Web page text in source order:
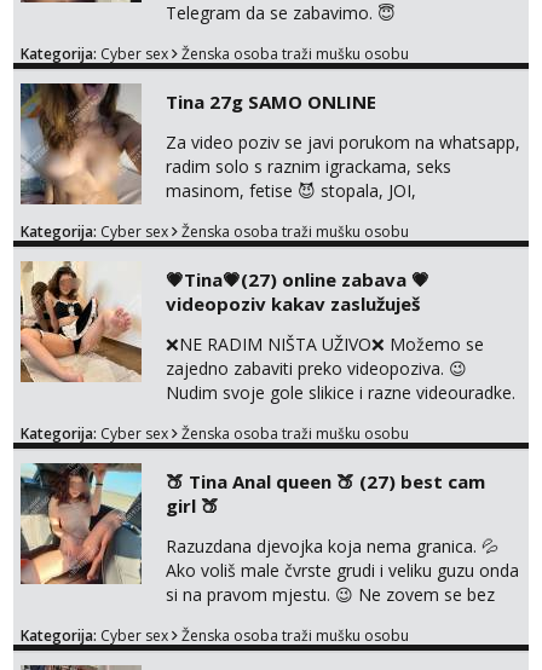
Telegram da se zabavimo. 😇
videopoziv ili se možemo dopisivati uz slanje
videa, gacice i carapice 🤑 🤬 NE RADIM
UŽIVO🤬 🤬 NE RADIM UŽIVO🤬 🤬 NE
RADIM UŽIVO🤬 🤬 NE RADIM UŽIVO🤬 🤬
NE RADIM UŽIVO🤬...
Kategorija: Cyber sex Ženska osoba traži mušku osobu
Tina 27g SAMO ONLINE
Za video poziv se javi porukom na whatsapp,
radim solo s raznim igrackama, seks
masinom, fetise 😈 stopala, JOI,
u svim kombinacijama❗videa raznih na
tipkanje❗radim materijal po želji 😈 Radim
PROVJERU AUTENTIČNOSTI video pozivom
NIŠTA UŽIVO ME NE ZANIMA Čekam te 😘
091 912 3322...
Kategorija: Cyber sex Ženska osoba traži mušku osobu
💗Tina💗(27) online zabava 💗
videopoziv kakav zaslužuješ
❌NE RADIM NIŠTA UŽIVO❌ Možemo se
zajedno zabaviti preko videopoziva. 😉
Nudim svoje gole slikice i razne videouradke.
Whatsapp, Telegram ili Viber. 😎 +385 91 912
me vidjeti na videopozivu. 😉 S vama sam
vec 5 godina. Vaša Tina. 💗 ❌NE RADIM
NIŠTA UŽIVO❌ ❌NE RADIM NIŠTA UŽIVO❌
❌NE RADIM NIŠTA UŽIVO❌ ❌NE ...
Kategorija: Cyber sex Ženska osoba traži mušku osobu
🍑 Tina Anal queen 🍑 (27) best cam
girl 🍑
Razuzdana djevojka koja nema granica. 💦
Ako voliš male čvrste grudi i veliku guzu onda
si na pravom mjestu. 😉 Ne zovem se bez
grubu igru, dominaciju i puno prljavih igrica.
Kategorija: Cyber sex Ženska osoba traži mušku osobu